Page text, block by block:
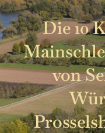
Die 10
von